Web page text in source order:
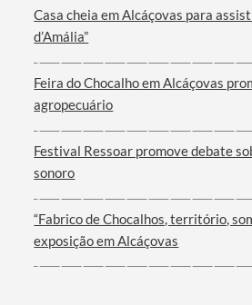
Casa cheia em Alcáçovas para
d’Amália”
Feira do Chocalho em Alcáçovas
agropecuário
Festival Ressoar promove debate
sonoro
“Fabrico de Chocalhos, território,
exposição em Alcáçovas